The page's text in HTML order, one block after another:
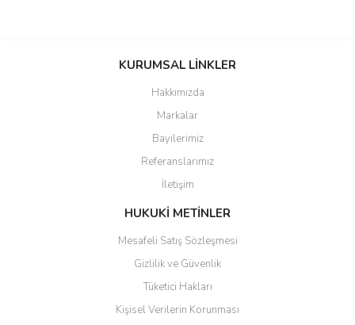
tarafımıza iletebilirsiniz.
Ürün resmi kalitesiz, bozuk veya görüntülenemiyor.
Ürün açıklamasında eksik bilgiler bulunuyor.
Ürün bilgilerinde hatalar bulunuyor.
Ürün fiyatı diğer sitelerden daha pahalı.
Bu ürüne benzer farklı alternatifler olmalı.
Gönder
KURUMSAL LİNKLER
Hakkımızda
Markalar
Bayilerimiz
Referanslarımız
İletişim
HUKUKİ METİNLER
Mesafeli Satış Sözleşmesi
Gizlilik ve Güvenlik
Tüketici Hakları
Kişisel Verilerin Korunması